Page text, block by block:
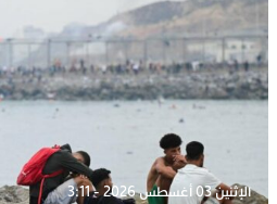
الإثنين 03 أغسطس 2026 - 3:11